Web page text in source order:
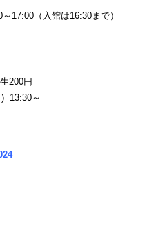
17:00（入館は16:30まで）
200円
13:30～